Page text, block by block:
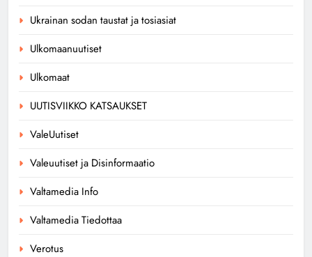
Ukrainan sodan taustat ja tosiasiat
Ulkomaanuutiset
Ulkomaat
UUTISVIIKKO KATSAUKSET
ValeUutiset
Valeuutiset ja Disinformaatio
Valtamedia Info
Valtamedia Tiedottaa
Verotus